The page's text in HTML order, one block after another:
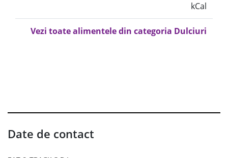
kCal
Vezi toate alimentele din categoria Dulciuri
Date de contact